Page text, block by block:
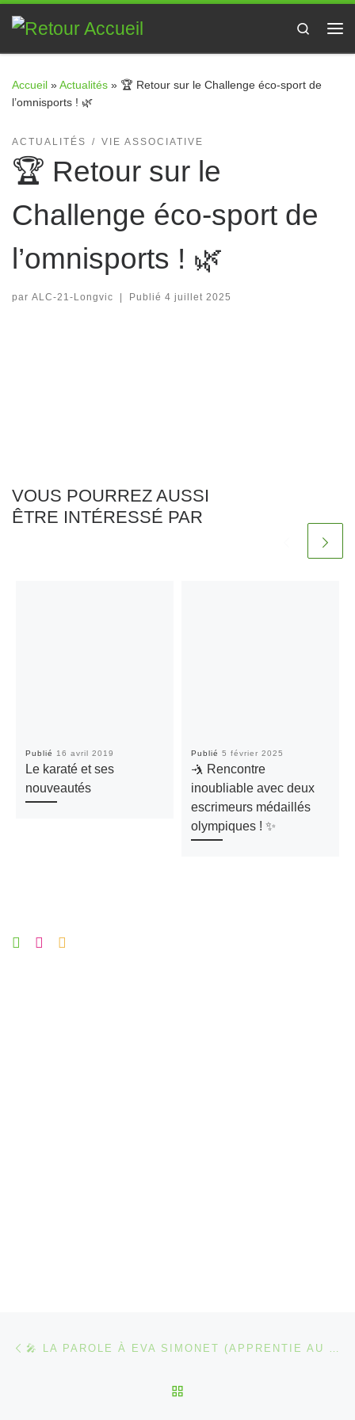
Passer au contenu
Search
Accueil »Actualités » 🏆 Retour sur le Challenge éco-sport de
l’omnisports ! 🌿
ACTUALITÉS VIE ASSOCIATIVE
🏆 Retour sur le
Challenge éco-sport de
l’omnisports ! 🌿
par ALC-21-Longvic | Publié 4 juillet 2025
VOUS POURREZ AUSSI
ÊTRE INTÉRESSÉ PAR
Publié 16 avril 2019
Le karaté et ses
nouveautés
Publié 5 février 2025
🤺 Rencontre
inoubliable avec deux
escrimeurs médaillés
olympiques ! ✨
Parcourir les articles